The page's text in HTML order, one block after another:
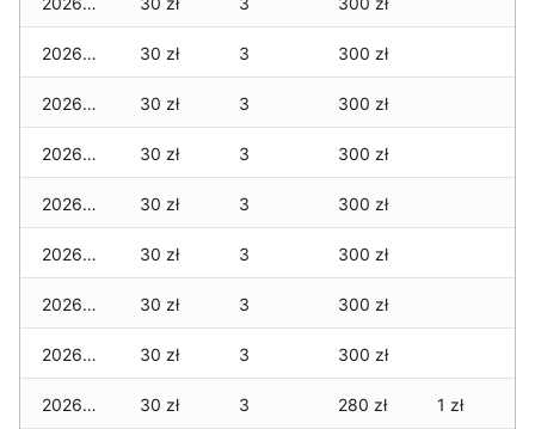
2026-07-12 30 zł 3 300 zł
2026-07-11 30 zł 3 300 zł
2026-07-10 30 zł 3 300 zł
2026-07-09 30 zł 3 300 zł
2026-07-08 30 zł 3 300 zł
2026-07-07 30 zł 3 300 zł
2026-07-06 30 zł 3 300 zł
2026-07-05 30 zł 3 280 zł 1 zł